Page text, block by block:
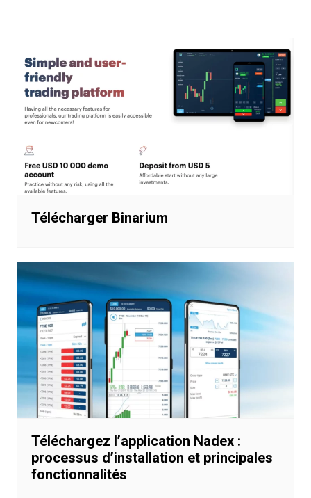
Télécharger Binarium
Téléchargez l’application Nadex :
processus d’installation et principales
fonctionnalités